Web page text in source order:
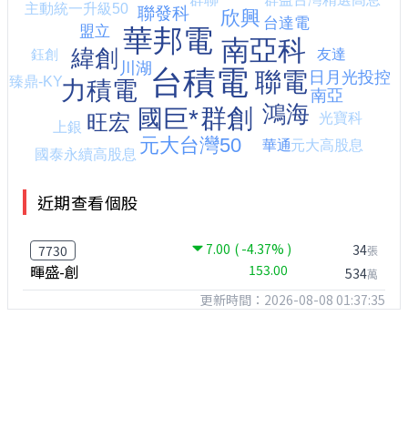
近期查看個股
7730 7.00 ( -4.37% )
暉盛-創 153.00
34張
534萬
更新時間：2026-08-08 01:37:35